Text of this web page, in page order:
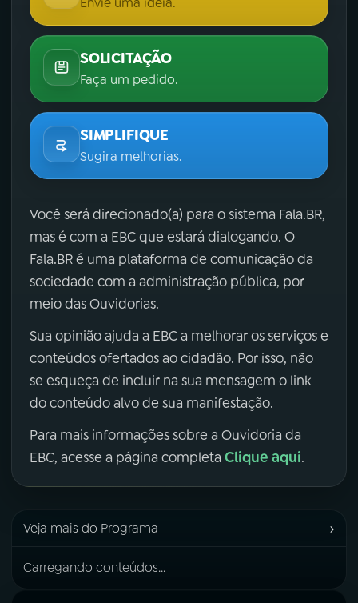
SOLICITAÇÃO
Faça um pedido.
SIMPLIFIQUE
Sugira melhorias.
Você será direcionado(a) para o sistema Fala.BR,
mas é com a EBC que estará dialogando. O
Fala.BR é uma plataforma de comunicação da
sociedade com a administração pública, por
meio das Ouvidorias.
Sua opinião ajuda a EBC a melhorar os serviços e
conteúdos ofertados ao cidadão. Por isso, não
se esqueça de incluir na sua mensagem o link
do conteúdo alvo de sua manifestação.
Para mais informações sobre a Ouvidoria da
EBC, acesse a página completa Clique aqui.
Veja mais do Programa ›
Carregando conteúdos...